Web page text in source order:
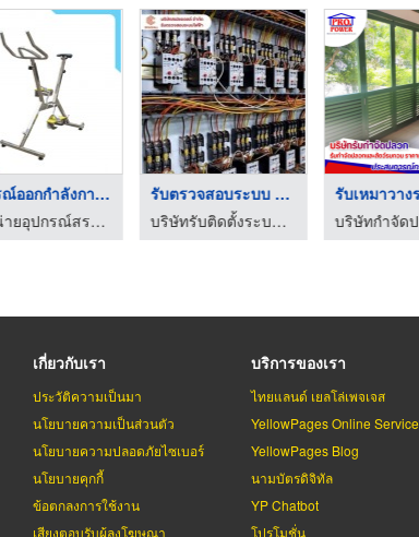
อุปกรณ์ออกกำลังกายใน ...
จำหน่ายอุปกรณ์สระว่ายน้ำและซาวน่า-สปา
รับตรวจสอบระบบ fire ...
บริษัทรับติดตั้งระบบไฟฟ้า ตรวจสอบระบบไฟฟ้า ระบบดับเพลิง – ระยอง
เกี่ยวกับเรา
ประวัติความเป็นมา
นโยบายความเป็นส่วนตัว
นโยบายความปลอดภัยไซเบอร์
นโยบายคุกกี้
ข้อตกลงการใช้งาน
เสียงตอบรับผู้ลงโฆษณา
บริการของเรา
ไทยแลนด์ เยลโล่เพจเจส
YellowPages Online Service
YellowPages Blog
นามบัตรดิจิทัล
YP Chatbot
โปรโมชั่น